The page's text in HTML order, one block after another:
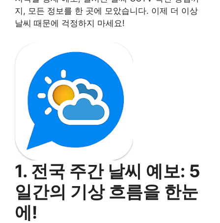
지, 모든 정보를 한 곳에 모았습니다. 이제 더 이상
날씨 때문에 걱정하지 마세요!
1. 전국 주간 날씨 예보: 5
일간의 기상 흐름을 한눈
에!